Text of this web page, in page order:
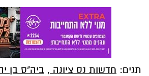
תגים: חדשות נס ציונה , ביה"ס בן